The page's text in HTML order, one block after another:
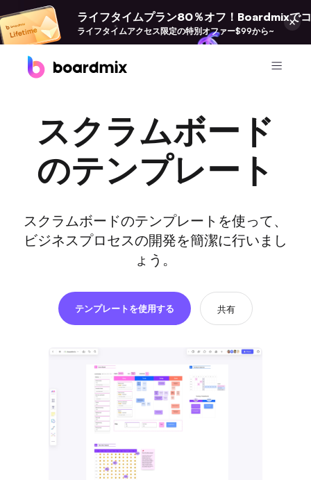
ライフタイムプラン80％オフ！Boardmixで
ライフタイムアクセス限定の特別オファー$99から~
Boardmix
オンラインコラボホワイトボード
Boardmix SDK
Pixso
UI/UX ツール、Figma の代替品
AI PPT 作成ツール、Gamma の代替
ソリューション
マインドマップ
フローチャート
スクラムボード
のテンプレート
スクラムボードのテンプレートを使って、
ビジネスプロセスの開発を簡潔に行いまし
ょう。
テンプレートを使用する 共有